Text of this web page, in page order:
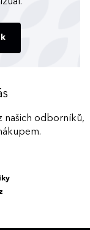
našich odborníků,